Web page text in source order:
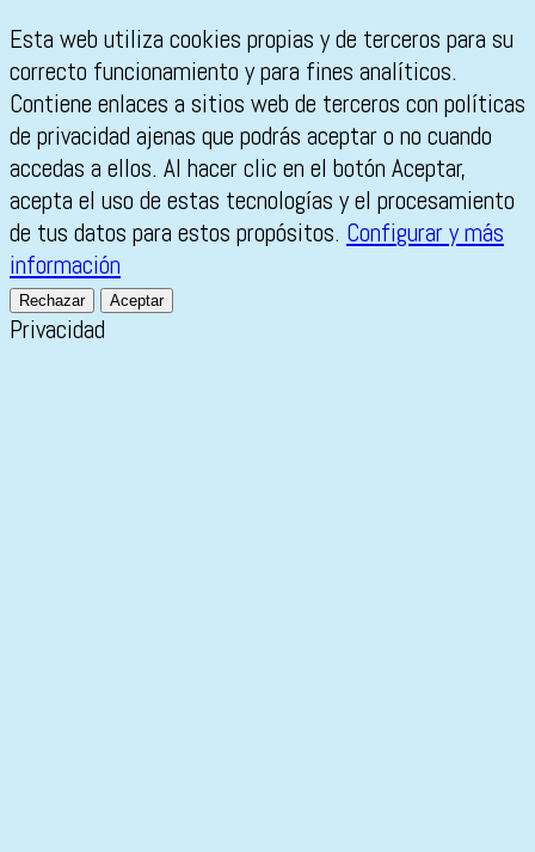
Esta web utiliza cookies propias y de terceros para su
correcto funcionamiento y para fines analíticos.
Contiene enlaces a sitios web de terceros con políticas
de privacidad ajenas que podrás aceptar o no cuando
accedas a ellos. Al hacer clic en el botón Aceptar,
acepta el uso de estas tecnologías y el procesamiento
de tus datos para estos propósitos. Configurar y más
información
Rechazar Aceptar
Privacidad